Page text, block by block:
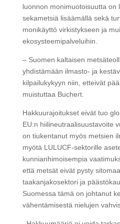
luonnon monimuotoisuutta on
sekametsiä lisäämällä sekä
monikäyttö virkistykseen ja
ekosysteemipalveluihin.
– Suomen kaltaisen
yhdistämään ilmasto- ja
kilpailukykyyn niin, etteivät
muistuttaa Buchert.
Hakkuurajoitukset eivät tuo
EU:n hiilineutraalisuustavoite
on tiukentanut myös metsien
myötä LULUCF-sektorille
kunnianhimoisempia
että metsät eivät pysty
taakanjakosektori ja
Suomessa tämä on johtanut
vähentämisestä nielujen